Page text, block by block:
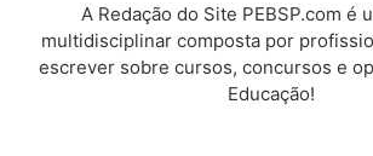
A Redação do Site PEBSP.com é
multidisciplinar composta por
escrever sobre cursos, concursos e
Educação!